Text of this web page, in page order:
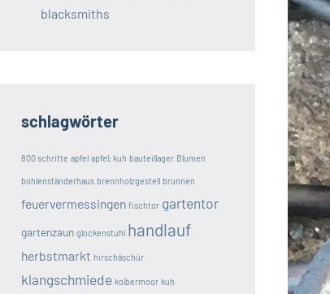
blacksmiths
schlagwörter
800 schritte apfel apfel; kuh bauteillager Blumen
bohlenständerhaus brennholzgestell brunnen
feuervermessingen fischtor gartentor
gartenzaun glockenstuhl handlauf
herbstmarkt hirschäschür
klangschmiede kolbermoor kuh